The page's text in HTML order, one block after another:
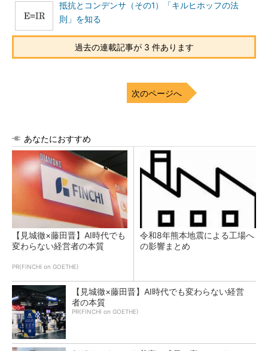
抵抗とコンデンサ（その1）「キルヒホッフの法
則」を知る
過去の連載記事が 3 件あります
次のページへ
あなたにおすすめ
【見城徹×藤田晋】AI時代でも
変わらない経営者の本質
PR(FINCHI on GOETHE)
令和8年熊本地震による工場へ
の影響まとめ
【見城徹×藤田晋】AI時代でも変わらない経営
者の本質
PR(FINCHI on GOETHE)